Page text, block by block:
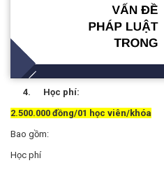
4. Học phí:
2.500.000 đồng/01 học viên/khóa
Bao gồm:
Học phí